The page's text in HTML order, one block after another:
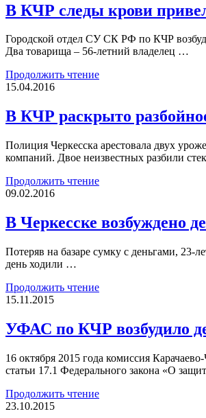
В КЧР следы крови
Городской отдел СУ СК РФ по КЧР
Два товарища – 56-летний владелец …
Продолжить чтение
15.04.2016
В КЧР раскрыто
Полиция Черкесска арестовала двух
компаний. Двое неизвестных разбили
Продолжить чтение
09.02.2016
В Черкесске возбуждено
Потеряв на базаре сумку с деньгами, 23-
день ходили …
Продолжить чтение
15.11.2015
УФАС по КЧР возбудило
16 октября 2015 года комиссия
статьи 17.1 Федерального закона «О
Продолжить чтение
23.10.2015